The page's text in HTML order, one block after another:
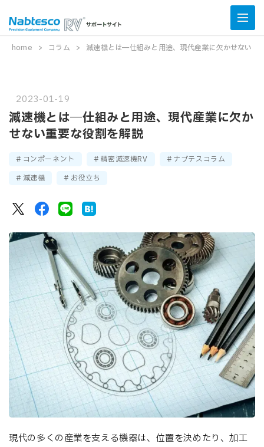
home コラム 減速機とは―仕組みと用途、現代産業に欠かせない重
2023-01-19
減速機とは―仕組みと用途、現代産業に欠か
せない重要な役割を解説
コンポーネント 精密減速機RV
ナブテスコラム
減速機
お役立ち
現代の多くの産業を支える機器は、位置を決めたり、加工